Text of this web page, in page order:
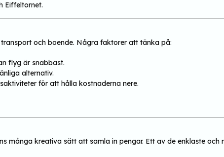
Eiffeltornet.
och boende. Några faktorer att tänka på:
flyg är snabbast.
alternativ.
för att hålla kostnaderna nere.
många kreativa sätt att samla in pengar. Ett av de enklaste